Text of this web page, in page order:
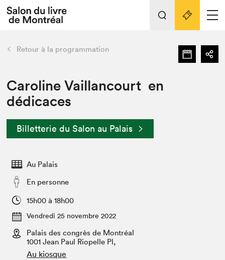
Espace médias
Espace exposant⋅e⋅s
Espace enseignant·e·s
Espace pro
Tout sur l'édition 2022
Actualités
Vidéos et Balados
retour Nos activités
Édition 2022
Planifier sa visite
Nous connaître
Projets partenaires 2022
Archives
Liens pratiques
Retour à la programmation
Caroline Vaillancourt en
dédicaces
Billetterie du Salon au Palais
Au Palais
En personne
15h00 à 18h00
Vendredi 25 novembre 2022
Palais des congrès de Montréal
1001 Jean Paul Riopelle Pl,
Au kiosque